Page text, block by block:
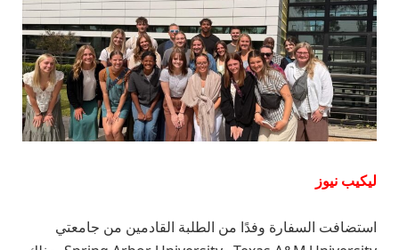
ليكيب نيوز
استضافت السفارة وفدًا من الطلبة القادمين من جامعتي